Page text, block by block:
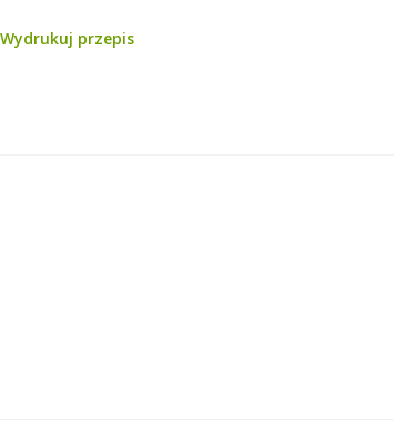
Wydrukuj przepis